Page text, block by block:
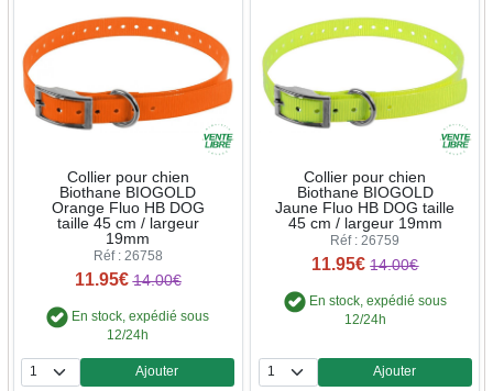
Collier pour chien
Biothane BIOGOLD
Orange Fluo HB DOG
taille 45 cm / largeur
19mm
Réf : 26758
11.95€ 14.00€
En stock, expédié sous
12/24h
Quantité
Ajouter
Collier pour chien
Biothane BIOGOLD
Jaune Fluo HB DOG taille
45 cm / largeur 19mm
Réf : 26759
11.95€ 14.00€
En stock, expédié sous
12/24h
Quantité
Ajouter